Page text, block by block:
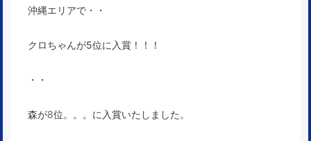
沖縄エリアで・・
クロちゃんが5位に入賞 ！！！
・・
森が8位。。。に入賞いたしました。